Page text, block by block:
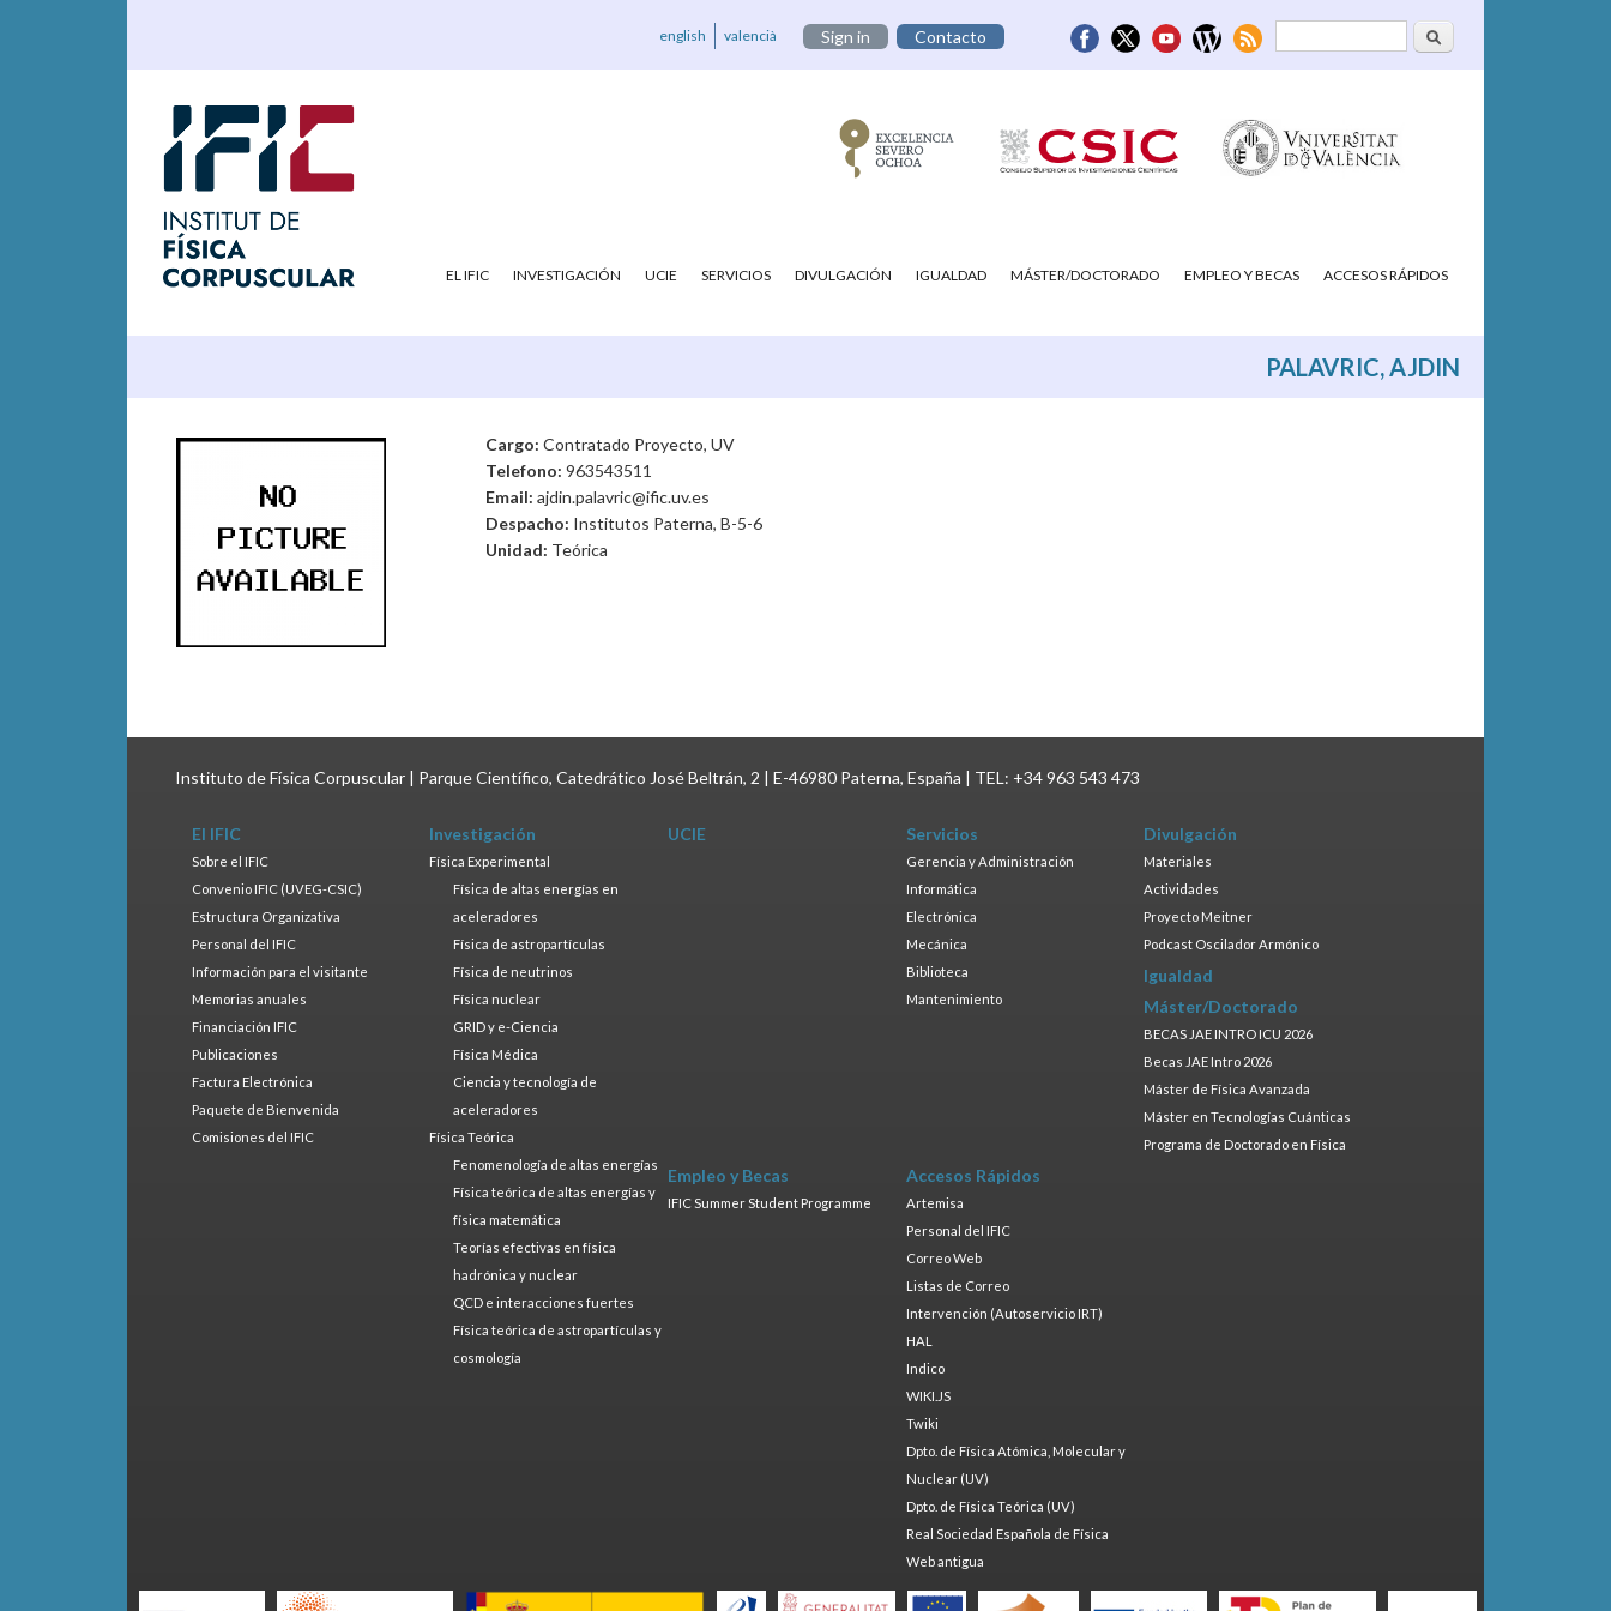
Formulario deBuscar
english valencià Sign in Contacto
EL IFIC INVESTIGACIÓN UCIE SERVICIOS DIVULGACIÓN IGUALDAD MÁSTER/DOCTORADO EMPLEO Y BECAS ACCESOS RÁPIDOS
PALAVRIC, AJDIN
Cargo: Contratado Proyecto, UV
Telefono: 963543511
Email: ajdin.palavric@ific.uv.es
Despacho: Institutos Paterna, B-5-6
Unidad: Teórica
Instituto de Física Corpuscular | Parque Científico, Catedrático José Beltrán, 2 | E-46980 Paterna, España | TEL: +34 963 543 473
El IFIC
Sobre el IFIC
Convenio IFIC (UVEG-CSIC)
Estructura Organizativa
Personal del IFIC
Información para el visitante
Memorias anuales
Financiación IFIC
Publicaciones
Factura Electrónica
Paquete de Bienvenida
Comisiones del IFIC
Investigación
Física Experimental
Física de altas energías en
aceleradores
Física de astropartículas
Física de neutrinos
Física nuclear
GRID y e-Ciencia
Física Médica
Ciencia y tecnología de
aceleradores
Física Teórica
Fenomenología de altas energías
Física teórica de altas energías y
física matemática
Teorías efectivas en física
hadrónica y nuclear
QCD e interacciones fuertes
Física teórica de astropartículas y
cosmología
UCIE Servicios
Gerencia y Administración
Informática
Electrónica
Mecánica
Biblioteca
Mantenimiento
Divulgación
Materiales
Actividades
Proyecto Meitner
Podcast Oscilador Armónico
Igualdad
Máster/Doctorado
BECAS JAE INTRO ICU 2026
Becas JAE Intro 2026
Máster de Física Avanzada
Máster en Tecnologías Cuánticas
Programa de Doctorado en Física
Empleo y Becas
IFIC Summer Student Programme
Accesos Rápidos
Artemisa
Personal del IFIC
Correo Web
Listas de Correo
Intervención (Autoservicio IRT)
HAL
Indico
WIKI.JS
Twiki
Dpto. de Física Atómica, Molecular y
Nuclear (UV)
Dpto. de Física Teórica (UV)
Real Sociedad Española de Física
Web antigua